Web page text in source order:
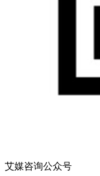
艾媒咨询公众号